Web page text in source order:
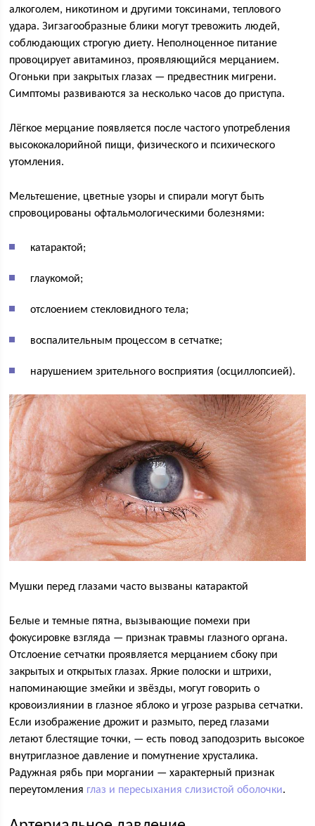
алкоголем, никотином и другими токсинами, теплового
удара. Зигзагообразные блики могут тревожить людей,
соблюдающих строгую диету. Неполноценное питание
провоцирует авитаминоз, проявляющийся мерцанием.
Огоньки при закрытых глазах — предвестник мигрени.
Симптомы развиваются за несколько часов до приступа.
Лёгкое мерцание появляется после частого употребления
высококалорийной пищи, физического и психического
утомления.
Мельтешение, цветные узоры и спирали могут быть
спровоцированы офтальмологическими болезнями:
катарактой;
глаукомой;
отслоением стекловидного тела;
воспалительным процессом в сетчатке;
нарушением зрительного восприятия (осциллопсией).
Мушки перед глазами часто вызваны катарактой
Белые и темные пятна, вызывающие помехи при
фокусировке взгляда — признак травмы глазного органа.
Отслоение сетчатки проявляется мерцанием сбоку при
закрытых и открытых глазах. Яркие полоски и штрихи,
напоминающие змейки и звёзды, могут говорить о
кровоизлиянии в глазное яблоко и угрозе разрыва сетчатки.
Если изображение дрожит и размыто, перед глазами
летают блестящие точки, — есть повод заподозрить высокое
внутриглазное давление и помутнение хрусталика.
Радужная рябь при моргании — характерный признак
переутомления глаз и пересыхания слизистой оболочки.